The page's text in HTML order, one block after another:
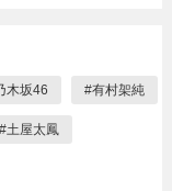
木坂46 #有村架純
#土屋太鳳